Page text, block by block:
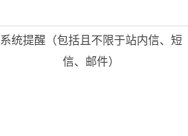
系统提醒（包括且不限于站内信、短
信、邮件）